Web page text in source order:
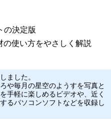
の決定版
使い方をやさしく解説
ました。
や毎月の星空のようすを写真と
手軽に楽しめるビデオや、近く
るパソコンソフトなどを収録し